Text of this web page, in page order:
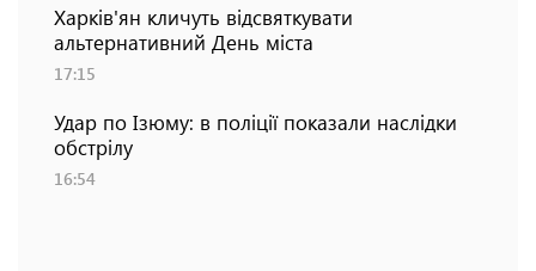
Харків'ян кличуть відсвяткувати
альтернативний День міста
17:15
Удар по Ізюму: в поліції показали наслідки
обстрілу
16:54